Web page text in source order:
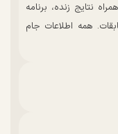
کامل جام جهانی 2026 به همراه نتایج زنده، برنامه
همه اطلاعات جام